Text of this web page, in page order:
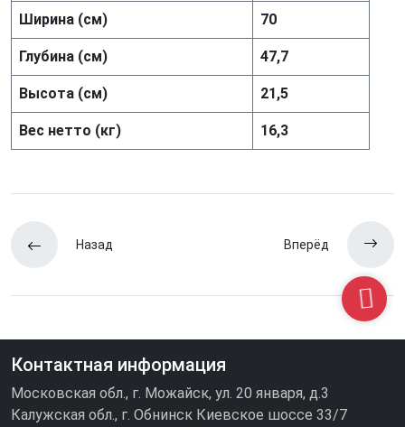
Ширина (см) 70
Глубина (см) 47,7
Высота (см) 21,5
Вес нетто (кг) 16,3
Назад Вперёд
Контактная информация
Московская обл., г. Можайск, ул. 20 января, д.3
Калужская обл., г. Обнинск Киевское шоссе 33/7